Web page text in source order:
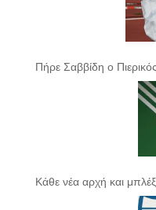
Πήρε Σαββίδη ο Πιερικός
Κάθε νέα αρχή και